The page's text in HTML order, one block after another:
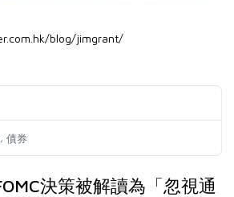
blog/jimgrant/
, 債券
決策被解讀為「忽視通